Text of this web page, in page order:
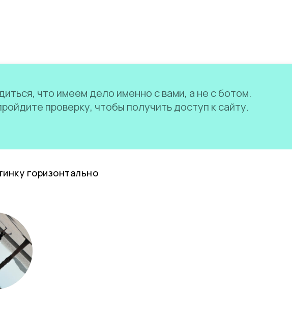
что имеем дело именно с вами, а не с ботом.
проверку, чтобы получить доступ к сайту.
горизонтально